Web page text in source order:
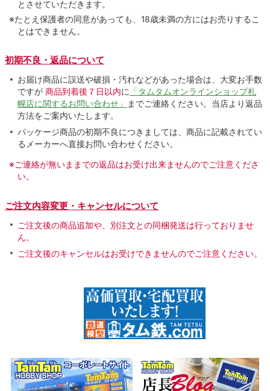
とさせていただきます。
※たとえ保護者の同意があっても、18歳未満の方にはお売りするこ
とはできません。
初期不良・返品について
お届け商品に誤送や破損・汚れなどがあった場合は、大変お手数
ですが 商品到着後７日以内に 「タムタムオンラインショップ札
幌店に関するお問い合わせ」 までご連絡ください。当店より返品
方法をご案内いたします。
パッケージ商品の初期不良につきましては、商品に記載されてい
るメーカーへ直接お問い合わせください。
※ご連絡が無いままでの返品はお受け出来ませんのでご注意くださ
い。
ご注文内容変更・キャンセルについて
ご注文後の商品追加や、別注文との同梱発送は行っておりませ
ん。
ご注文後のキャンセルはお受けできませんのでご注意ください。